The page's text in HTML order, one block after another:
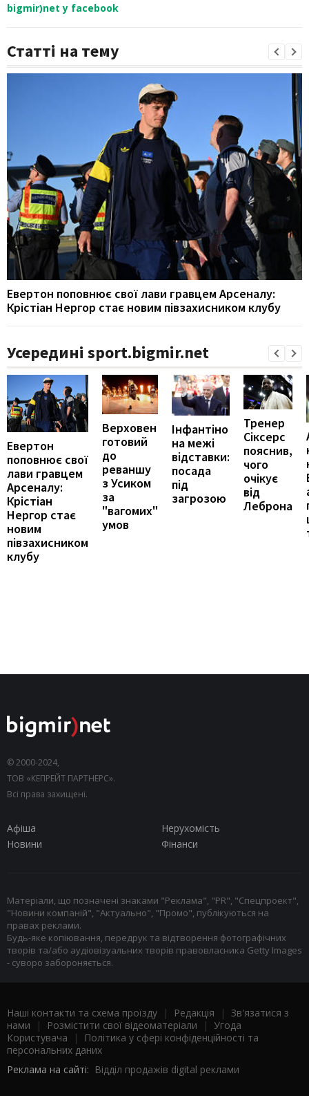
bigmir)net у facebook
Статті на тему
Евертон поповнює свої лави гравцем Арсеналу:
Крістіан Нергор стає новим півзахисником клубу
Усередині sport.bigmir.net
Евертон
поповнює свої
лави гравцем
Арсеналу:
Крістіан
Нергор стає
новим
півзахисником
клубу
Верховен
готовий
до
реваншу
з Усиком
за
"вагомих"
умов
Інфантіно
на межі
відставки:
посада
під
загрозою
Тренер
Сіксерс
пояснив,
чого
очікує
від
Леброна
© 2000-2024,
ТОВ «КЕПРЕЙТ ПАРТНЕРС».
Всі права захищені.
Афіша
Нерухомість
Новини
Фінанси
Матеріали, що позначені знаками "Реклама", "PR", "Спецпроект",
"Новини компаній", "Актуально", "Промо", публікуються на
правах реклами.
Будь-яке копіювання, передрук та відтворення фотографічних
творів та/або аудіовізуальних творів правовласника Getty Images
- суворо забороняється.
Наші контакти та схема проїзду | Редакція | Зв'язатися з
нами | Розмістити свої відеоматеріали | Угода
Користувача |
Політика у сфері конфіденційності та
персональних даних
Реклама на сайті: Відділ продажів digital реклами